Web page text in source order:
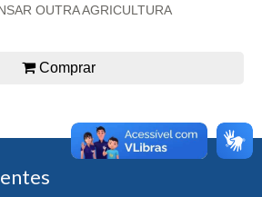
OUTRA AGRICULTURA
Comprar